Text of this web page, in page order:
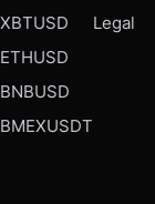
XBTUSD
ETHUSD
BNBUSD
BMEXUSDT
Legal